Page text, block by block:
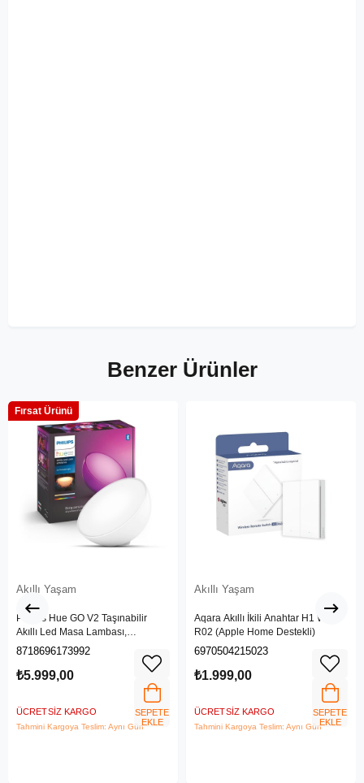
Benzer Ürünler
Akıllı Yaşam
Philips Hue GO V2 Taşınabilir
Akıllı Led Masa Lambası,
Bluetooth Özellikli, Beyaz ve
8718696173992
₺5.999,00
ÜCRETSIZ KARGO
Tahmini Kargoya Teslim: Aynı Gün
Fırsat Ürünü
SEPETE
EKLE
Akıllı Yaşam
Aqara Akıllı İkili Anahtar H1 WRS-
R02 (Apple Home Destekli)
6970504215023
₺1.999,00
ÜCRETSIZ KARGO
Tahmini Kargoya Teslim: Aynı Gün
SEPETE
EKLE